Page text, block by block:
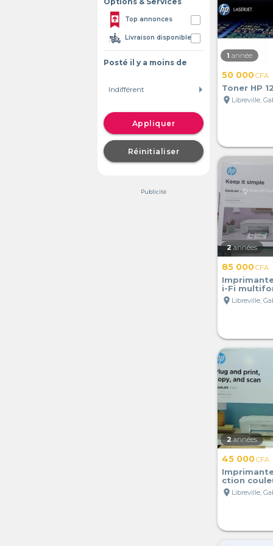
Top annonces
Livraison disponible
Posté il y a moins de
Appliquer
Réinitialiser
Publicité
1 année
50 000CFA
Toner HP
location_on Libreville,
2 années
85 000CFA
i-Fi
location_on Libreville,
2 années
45 000CFA
ction
location_on Libreville,